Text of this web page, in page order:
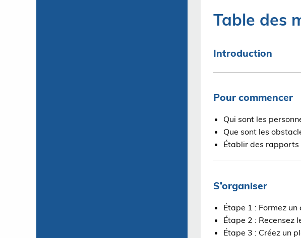
Table des
Introduction
Pour commencer
Qui sont les
Que sont les
Établir des rapports
S’organiser
Étape 1 : Formez un
Étape 2 : Recensez
Étape 3 : Créez un